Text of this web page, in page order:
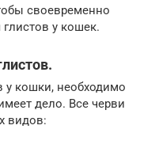
своевременно
у кошек.
у кошки, необходимо
дело. Все черви
видов: